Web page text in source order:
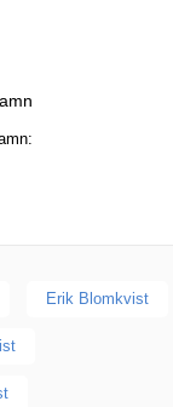
Erik Blomkvist